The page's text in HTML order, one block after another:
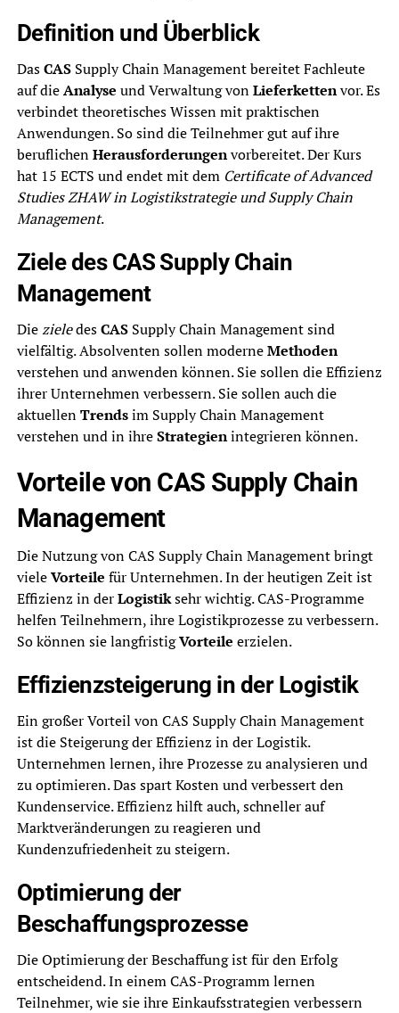
Definition und Überblick
DasCASSupply Chain Management bereitet Fachleute
auf dieAnalyse und Verwaltung vonLieferkettenvor. Es
verbindet theoretisches Wissen mit praktischen
Anwendungen. So sind die Teilnehmer gut auf ihre
beruflichenHerausforderungenvorbereitet. Der Kurs
hat 15 ECTS und endet mit dem Certificate of Advanced
Studies ZHAW in Logistikstrategie und Supply Chain
Management.
Ziele des CAS Supply Chain
Management
DiezieledesCASSupply Chain Management sind
vielfältig. Absolventen sollen moderneMethoden
verstehen und anwenden können. Sie sollen die Effizienz
ihrer Unternehmen verbessern. Sie sollen auch die
aktuellenTrendsim Supply Chain Management
verstehen und in ihreStrategienintegrieren können.
Vorteile von CAS Supply Chain
Management
Die Nutzung von CAS Supply Chain Management bringt
vieleVorteile für Unternehmen. In der heutigen Zeit ist
Effizienz in derLogistiksehr wichtig. CAS-Programme
helfen Teilnehmern, ihre Logistikprozesse zu verbessern.
So können sie langfristigVorteile erzielen.
Effizienzsteigerung in der Logistik
Ein großer Vorteil von CAS Supply Chain Management
ist die Steigerung der Effizienz in der Logistik.
Unternehmen lernen, ihre Prozesse zu analysieren und
zu optimieren. Das spart Kosten und verbessert den
Kundenservice. Effizienz hilft auch, schneller auf
Marktveränderungen zu reagieren und
Kundenzufriedenheit zu steigern.
Optimierung der
Beschaffungsprozesse
Die Optimierung der Beschaffung ist für den Erfolg
entscheidend. In einem CAS-Programm lernen
Teilnehmer, wie sie ihre Einkaufsstrategien verbessern